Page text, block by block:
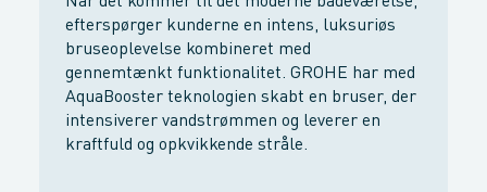
efterspørger kunderne en intens, luksuriøs
bruseoplevelse kombineret med
gennemtænkt funktionalitet. GROHE har med
AquaBooster teknologien skabt en bruser, der
intensiverer vandstrømmen og leverer en
kraftfuld og opkvikkende stråle.